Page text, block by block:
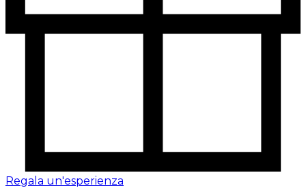
Regala un'esperienza